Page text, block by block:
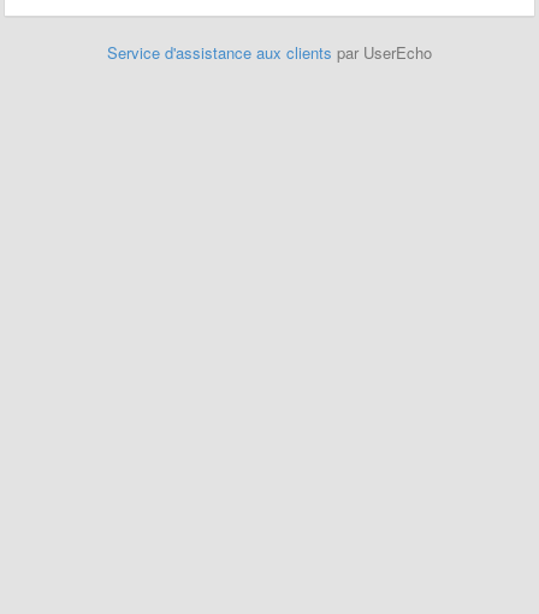
Service d'assistance aux clients par UserEcho